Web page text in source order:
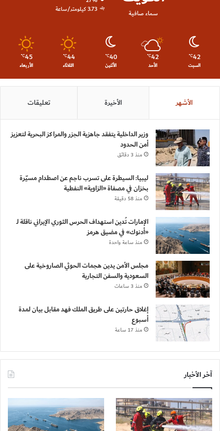
سماء صافية
3.73 كيلومتر/ساعة
42
℃
السبت
42
℃
الأحد
40
℃
الأثنين
44
℃
الثلاثاء
45
℃
الأربعاء
الأشهر الأخيرة تعليقات
وزير الداخلية يتفقد جاهزية الجزر والمراكز البحرية لتعزيز
أمن الحدود
منذ 3 دقائق
ليبيا: السيطرة على تسرب ناجم عن اصطدام مسيّرة
بخزان في مصفاة «الزاوية» النفطية
منذ 58 دقيقة
الإمارات تُدين استهداف الحرس الثوري الإيراني ناقلة لـ
«أدنوك» في مضيق هرمز
منذ ساعة واحدة
مجلس الأمن يدين هجمات الحوثي الصاروخية على
السعودية والسفن التجارية
منذ 3 ساعات
إغلاق حارتين على طريق الملك فهد مقابل بيان لمدة
أسبوع
منذ 17 ساعة
آخر الأخبار